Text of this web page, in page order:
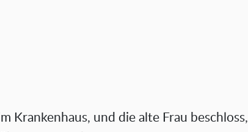
Krankenhaus, und die alte Frau beschloss,